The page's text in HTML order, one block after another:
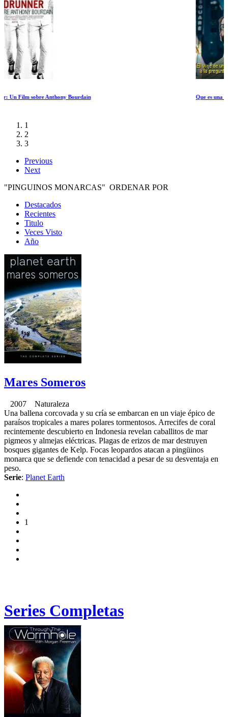
Que es una mujer
1
2
3
Previous
Next
"PINGUINOS MONARCAS" ORDENAR POR
Destacados
Recientes
Titulo
Veces Visto
Año
Mares Someros
2007 Naturaleza
Una ballena corcovada y su cría se embarcan en un viaje épico de
paraísos tropicales a mares polares tormentosos. Arrecifes de coral
recintemente descubierto en Indonesia revelan caballitos de mar
pigmeos y almejas eléctricas. Plagas de erizos de mar destruyen
bosques gigantes de Kelp. Focas leopardos atacan a pingüinos
monarca que se defiende con tenacidad a pesar de su desventaja en
peso.
Serie: Planet Earth
1
Series Completas